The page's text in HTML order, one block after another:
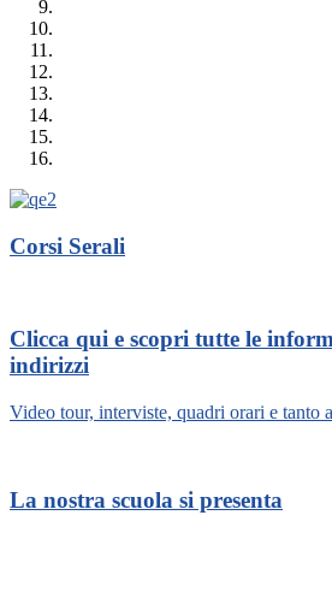
Corsi Serali
Clicca qui e scopri tutte le
indirizzi
Video tour, interviste, quadri orari e tanto
La nostra scuola si presenta